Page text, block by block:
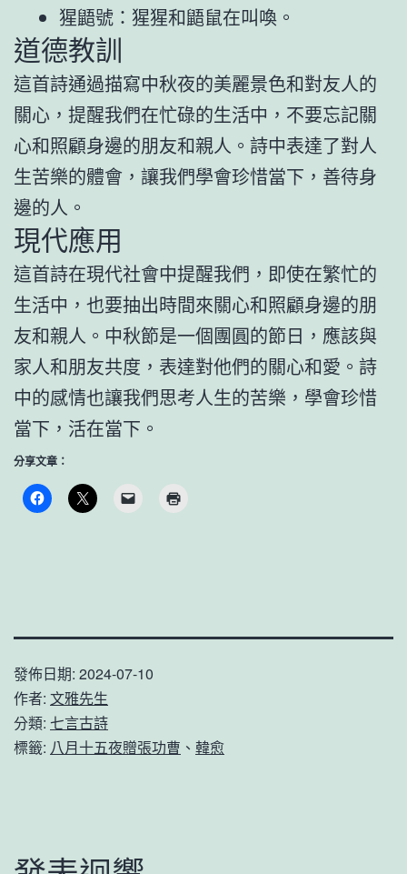
猩鼯號：猩猩和鼯鼠在叫喚。
道德教訓
這首詩通過描寫中秋夜的美麗景色和對友人的
關心，提醒我們在忙碌的生活中，不要忘記關
心和照顧身邊的朋友和親人。詩中表達了對人
生苦樂的體會，讓我們學會珍惜當下，善待身
邊的人。
現代應用
這首詩在現代社會中提醒我們，即使在繁忙的
生活中，也要抽出時間來關心和照顧身邊的朋
友和親人。中秋節是一個團圓的節日，應該與
家人和朋友共度，表達對他們的關心和愛。詩
中的感情也讓我們思考人生的苦樂，學會珍惜
當下，活在當下。
分享文章：
發佈日期: 2024-07-10
作者: 文雅先生
分類: 七言古詩
標籤: 八月十五夜贈張功曹 、 韓愈